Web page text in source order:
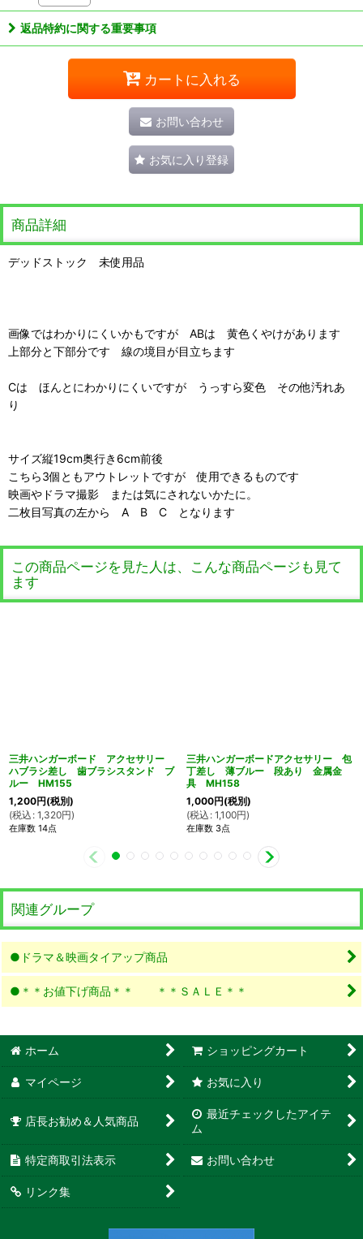
返品特約に関する重要事項
カートに入れる
お問い合わせ
お気に入り登録
商品詳細
デッドストック 未使用品
画像ではわかりにくいかもですが ABは 黄色くやけがあります
上部分と下部分です 線の境目が目立ちます
Cは ほんとにわかりにくいですが うっすら変色 その他汚れあ
り
サイズ縦19cm奥行き6cm前後
こちら3個ともアウトレットですが 使用できるものです
映画やドラマ撮影 または気にされないかたに。
二枚目写真の左から A B C となります
この商品ページを見た人は、こんな商品ページも見て
ます
三井ハンガーボード アクセサリー
ハブラシ差し 歯ブラシスタンド ブ
ルー HM155
1,200円(税別)
(税込 : 1,320円)
在庫数 14点
三井ハンガーボードアクセサリー 包
丁差し 薄ブルー 段あり 金属金
具 MH158
1,000円(税別)
(税込 : 1,100円)
在庫数 3点
関連グループ
●ドラマ＆映画タイアップ商品
●＊＊お値下げ商品＊＊ ＊＊ＳＡＬＥ＊＊
ホーム ショッピングカート
マイページ お気に入り
店長お勧め＆人気商品
最近チェックしたアイテ
ム
特定商取引法表示 お問い合わせ
リンク集